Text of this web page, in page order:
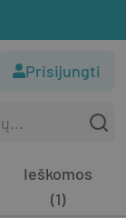
Prisijungti
Ieškomos
(1)